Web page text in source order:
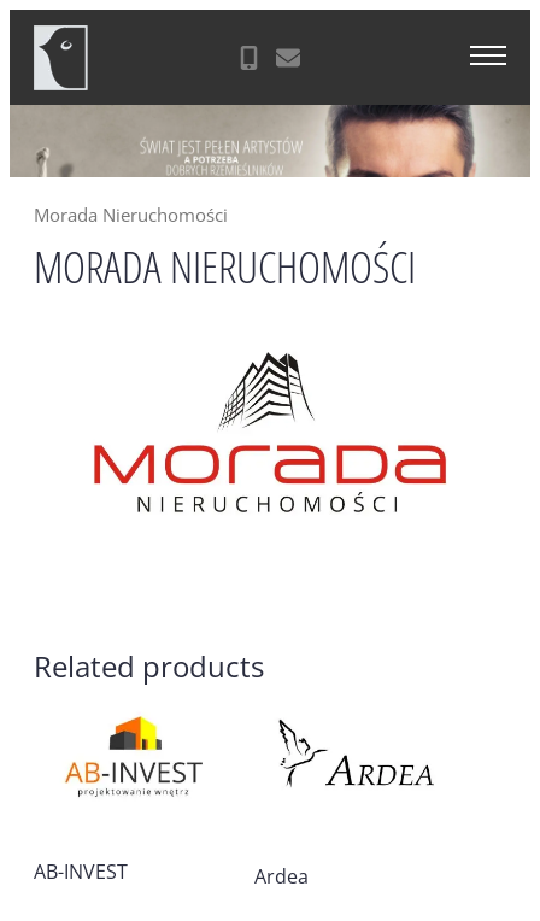
Skip
content
Agencja Reklamowa Zielona Góra
Morada Nieruchomości
MORADA NIERUCHOMOŚCI
Related products
AB-INVEST Ardea